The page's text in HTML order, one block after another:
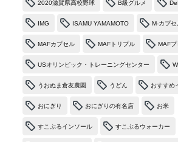
2020滋賀県高校野球 B級グルメ
IMG ISAMU YAMAMOTO M-カプセ
MAFカプセル MAFトリプル MAFプ
USオリンピック・トレーニングセンター
うおぬま倉友農園 うどん おすすめ
おにぎり おにぎりの有名店 お米
すこぶるインソール すこぶるウォーカー